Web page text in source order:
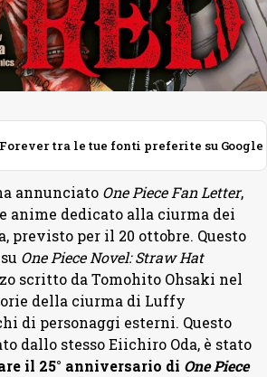
tra le tue fonti preferite su Google
annunciato One Piece Fan Letter,
anime dedicato alla ciurma dei
previsto per il 20 ottobre. Questo
One Piece Novel: Straw Hat
scritto da Tomohito Ohsaki nel
della ciurma di Luffy
di personaggi esterni. Questo
dallo stesso Eiichiro Oda, è stato
il 25° anniversario di One Piece